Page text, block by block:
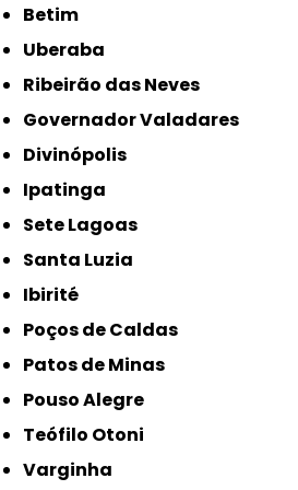
Betim
Uberaba
Ribeirão das Neves
Governador Valadares
Divinópolis
Ipatinga
Sete Lagoas
Santa Luzia
Ibirité
Poços de Caldas
Patos de Minas
Pouso Alegre
Teófilo Otoni
Varginha